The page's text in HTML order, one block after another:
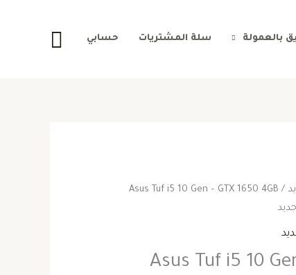
بالعمولة سلة المشتريات حسابي البحث
/ Asus Tuf i5 10 Gen – GTX 1650 4GB
Asus Tuf i5 10
السعر
هو: